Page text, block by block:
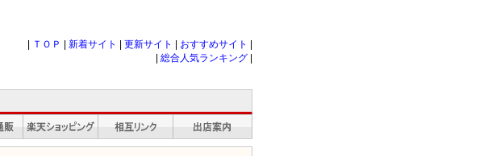
ＴＯＰ 新着サイト 更新サイト おすすめサイト
総合人気ランキング